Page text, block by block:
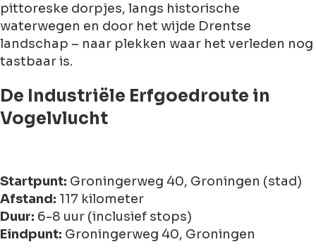
pittoreske dorpjes, langs historische
waterwegen en door het wijde Drentse
landschap – naar plekken waar het verleden nog
tastbaar is.
De Industriële Erfgoedroute in
Vogelvlucht
Startpunt: Groningerweg 40, Groningen (stad)
Afstand: 117 kilometer
Duur: 6-8 uur (inclusief stops)
Eindpunt: Groningerweg 40, Groningen